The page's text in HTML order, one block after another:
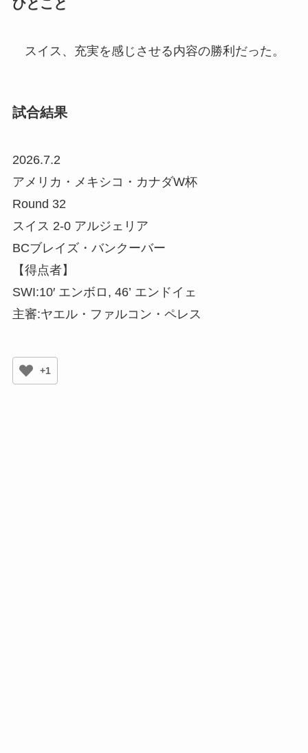
ひとこと
スイス、充実を感じさせる内容の勝利だった。
試合結果
2026.7.2
アメリカ・メキシコ・カナダW杯
Round 32
スイス 2-0 アルジェリア
BCブレイズ・バンクーバー
【得点者】
SWI:10′ エンボロ, 46’ エンドイェ
主審:ヤエル・ファルコン・ペレス
+1